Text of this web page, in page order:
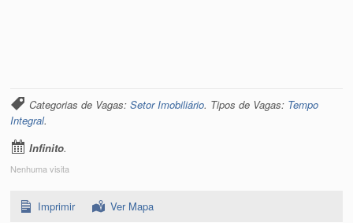
Categorias de Vagas:Setor Imobiliário. Tipos de Vagas: Tempo
Integral.
Infinito.
Nenhuma visita
Imprimir Ver Mapa